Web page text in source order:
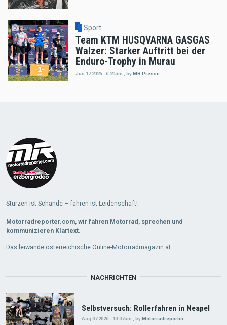
Sport
Team KTM HUSQVARNA GASGAS
Walzer: Starker Auftritt bei der
Enduro-Trophy in Murau
Jun 17 2026 - 6:20am , byMR Presse
Stürzen ist Schande – fahren ist Leidenschaft!
Motorradreporter.com, wir fahren Motorrad, sprechen und
kommunizieren Klartext.
Das leiwande österreichische Online-Motorradmagazin.at
NACHRICHTEN
Selbstversuch: Rollerfahren in Neapel
Aug 07 2026 - 10:07am byMotorradreporter